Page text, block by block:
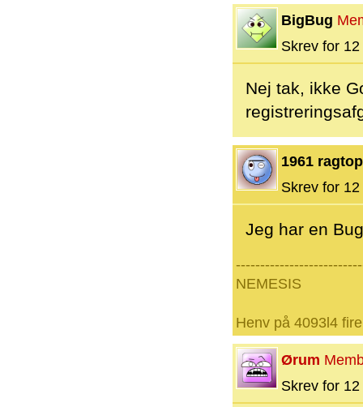
BigBug
Skrev for
Nej tak, ikke
1961 ragtop
Skrev for
Jeg har en
NEMESIS
Henv på 4093l4
Ørum
Skrev for